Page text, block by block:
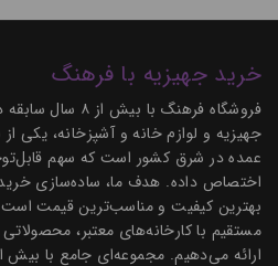
خرید جهیزیه با فرهنگ
فروشگاه فرهنگ با
جهیزیه و لوازم خانه و آشپزخانه، یکی
عمده در شرق کشور است که سهم
اختصاص داده. هدف ما، ساده‌سازی خرید
بهترین کیفیت و مناسب‌ترین قیمت
مستقیم با کارخانه‌های معتبر، محصولاتی